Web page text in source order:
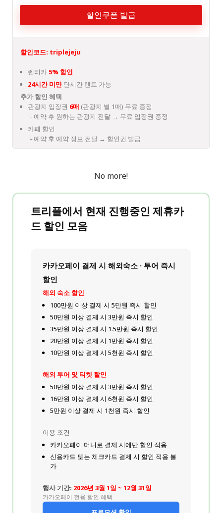
할인쿠폰 발급
할인코드: triplejeju
렌터카 5% 할인
24시간 미만단시간 렌트 가능
추가 할인 혜택
관광지 입장권 6매 (관광지 별 1매) 무료 증정
└ 예약 후 원하는 관광지 전달 → 무료 입장권 증정
카페 할인
└ 예약 후 예약 정보 전달 → 할인권 발급
No more!
트리플에서 현재 진행중인 제휴카
드 할인 모음
카카오페이 결제 시 해외숙소 · 투어 즉시
할인
해외 숙소 할인
100만원 이상 결제 시 5만원 즉시 할인
50만원 이상 결제 시 3만원 즉시 할인
35만원 이상 결제 시 1.5만원 즉시 할인
20만원 이상 결제 시 1만원 즉시 할인
10만원 이상 결제 시 5천원 즉시 할인
해외 투어 및 티켓 할인
50만원 이상 결제 시 3만원 즉시 할인
16만원 이상 결제 시 6천원 즉시 할인
5만원 이상 결제 시 1천원 즉시 할인
이용 조건
카카오페이 머니로 결제 시에만 할인 적용
신용카드 또는 체크카드 결제 시 할인 적용 불
가
행사 기간: 2026년 3월 1일 ~ 12월 31일
카카오페이 전용 할인 혜택